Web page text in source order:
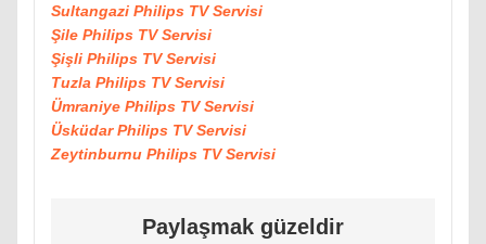
Sultangazi Philips TV Servisi
Şile Philips TV Servisi
Şişli Philips TV Servisi
Tuzla Philips TV Servisi
Ümraniye Philips TV Servisi
Üsküdar Philips TV Servisi
Zeytinburnu Philips TV Servisi
Paylaşmak güzeldir